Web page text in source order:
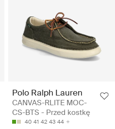
Polo Ralph Lauren
CANVAS-RLITE MOC-
CS-BTS - Przed kostkę
40 41 42 43 44